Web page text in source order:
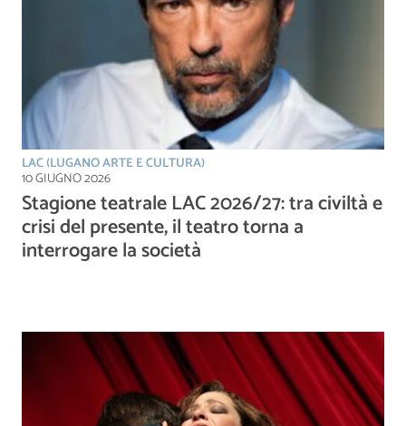
LAC (LUGANO ARTE E CULTURA)
10 GIUGNO 2026
Stagione teatrale LAC 2026/27: tra civiltà e
crisi del presente, il teatro torna a
interrogare la società